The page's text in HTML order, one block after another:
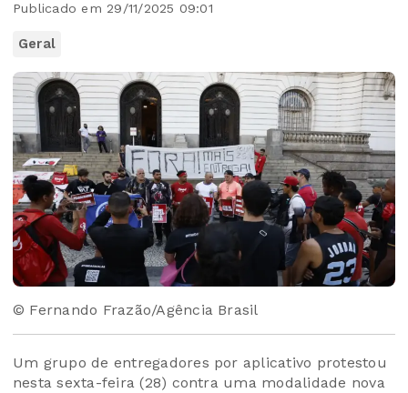
Publicado em 29/11/2025 09:01
Geral
© Fernando Frazão/Agência Brasil
Um grupo de entregadores por aplicativo protestou
nesta sexta-feira (28) contra uma modalidade nova